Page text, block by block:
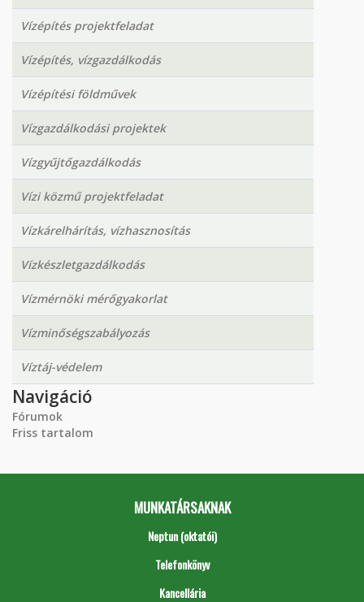
Vízépítés projektfeladat
Vízépítés, vízgazdálkodás
Vízépítési földművek
Vízgazdálkodási projektek
Vízgyűjtőgazdálkodás
Vízi közmű projektfeladat
Vízkárelhárítás, vízhasznosítás
Vízkészletgazdálkodás
Vízmérnöki mérőgyakorlat
Vízminőségszabályozás
Víztáj-védelem
Navigáció
Fórumok
Friss tartalom
MUNKATÁRSAKNAK
Neptun (oktatói)
Telefonkönyv
Kancellária